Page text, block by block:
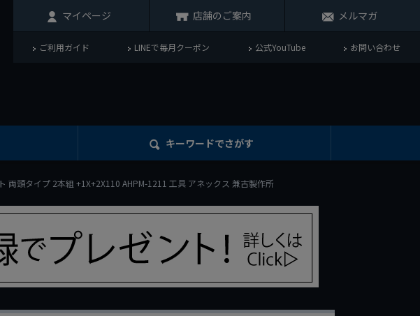
マイページ 店舗のご案内 メルマガ
ご利用ガイド LINEで毎月クーポン 公式YouTube お問い合わせ
キーワードでさがす
両頭タイプ 2本組 +1X+2X110 AHPM-1211 工具 アネックス 兼古製作所